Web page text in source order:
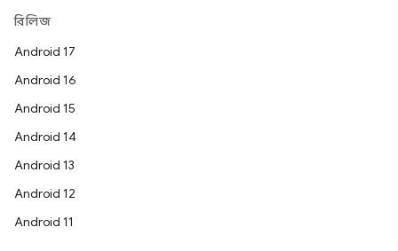
রিলিজ
Android 17
Android 16
Android 15
Android 14
Android 13
Android 12
Android 11